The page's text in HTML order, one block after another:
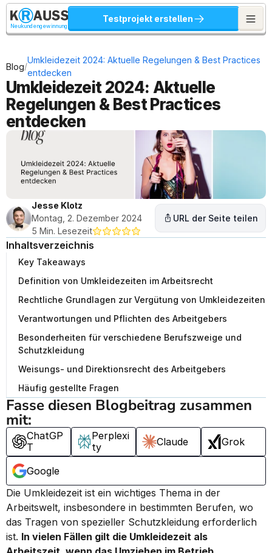
Neukundengewinnung
Testprojekt erstellen
Blog/
Umkleidezeit 2024: Aktuelle Regelungen & Best Practices
entdecken
Umkleidezeit 2024: Aktuelle
Regelungen & Best Practices
entdecken
Jesse Klotz
Montag, 2. Dezember 2024
5 Min. Lesezeit
URL der Seite teilen
Inhaltsverzeichnis
Key Takeaways
Definition von Umkleidezeiten im Arbeitsrecht
Rechtliche Grundlagen zur Vergütung von Umkleidezeiten
Verantwortungen und Pflichten des Arbeitgebers
Besonderheiten für verschiedene Berufszweige und
Schutzkleidung
Weisungs- und Direktionsrecht des Arbeitgebers
Häufig gestellte Fragen
Fasse diesen Blogbeitrag zusammen
mit:
ChatGP
T
Perplexi
ty
Claude Grok
Google
Die Umkleidezeit ist ein wichtiges Thema in der
Arbeitswelt, insbesondere in bestimmten Berufen, wo
das Tragen von spezieller Schutzkleidung erforderlich
ist. In vielen Fällen gilt die Umkleidezeit als